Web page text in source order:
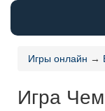
Игры онлайн →
Игра